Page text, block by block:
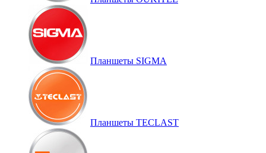
Планшеты SIGMA
Планшеты TECLAST